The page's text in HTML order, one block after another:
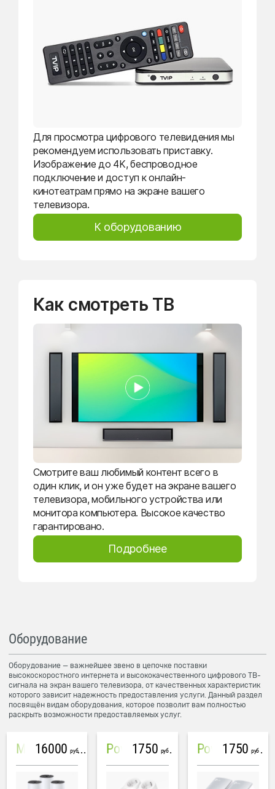
Для просмотра цифрового телевидения мы
рекомендуем использовать приставку.
Изображение до 4K, беспроводное
подключение и доступ к онлайн-
кинотеатрам прямо на экране вашего
телевизора.
К оборудованию
Как смотреть ТВ
Смотрите ваш любимый контент всего в
один клик, и он уже будет на экране вашего
телевизора, мобильного устройства или
монитора компьютера. Высокое качество
гарантировано.
Подробнее
Оборудование
Оборудование — важнейшее звено в цепочке поставки
высокоскоростного интернета и высококачественного цифрового ТВ-
сигнала на экран вашего телевизора, от качественных характеристик
которого зависит надежность предоставления услуги. Данный раздел
посвящён видам оборудования, которое позволит вам полностью
раскрыть возможности предоставляемых услуг.
Mesh система TP-Link Deco M4 (3 устройства)
16000 руб PowerLine Tenda PH6
1750 руб PowerLine TP-Link AV600
1750 руб